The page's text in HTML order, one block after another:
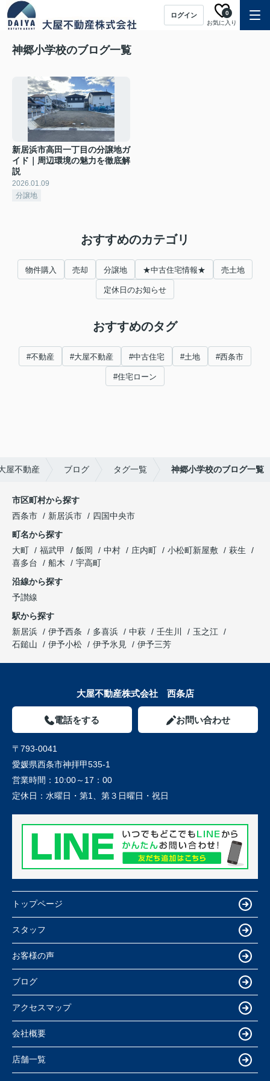
ログイン
お気に入り
0
神郷小学校のブログ一覧
新居浜市高田一丁目の分譲地ガ
イド｜周辺環境の魅力を徹底解
説
2026.01.09
分譲地
おすすめのカテゴリ
物件購入 売却 分譲地 ★中古住宅情報★ 売土地
定休日のお知らせ
おすすめのタグ
#不動産 #大屋不動産 #中古住宅 #土地 #西条市
#住宅ローン
屋不動産 ブログ タグ一覧 神郷小学校のブログ一覧
市区町村から探す
西条市
新居浜市
四国中央市
町名から探す
大町
福武甲 飯岡 中村 庄内町 小松町新屋敷
萩生
喜多台
船木
宇高町
沿線から探す
予讃線
駅から探す
新居浜
伊予西条 多喜浜 中萩 壬生川
玉之江
石鎚山
伊予小松 伊予氷見 伊予三芳
大屋不動産株式会社 西条店
電話をする お問い合わせ
〒793-0041
愛媛県西条市神拝甲535-1
営業時間： 10:00～17：00
定休日： 水曜日・第1、第３日曜日・祝日
トップページ
スタッフ
お客様の声
ブログ
アクセスマップ
会社概要
店舗一覧